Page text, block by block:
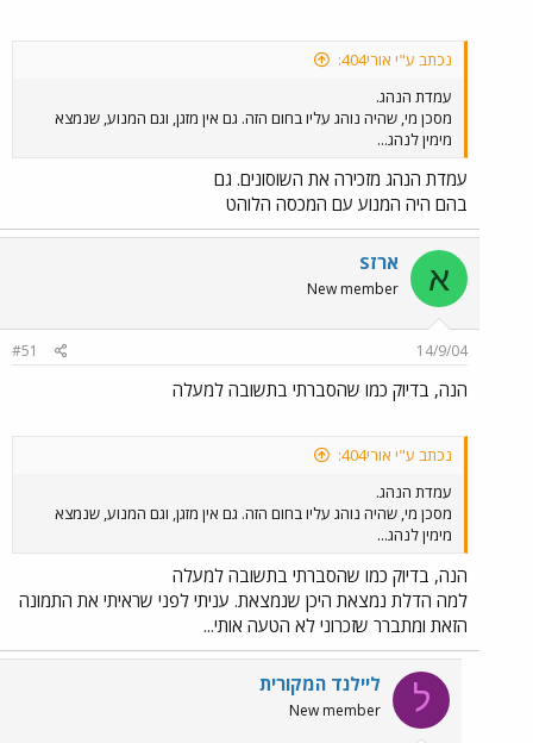
נכתב ע"י אורי404:
עמדת הנהג.
מסכן מי, שהיה נוהג עליו בחום הזה. גם אין מזגן, וגם המנוע, שנמצא
מימין לנהג...
עמדת הנהג מזכירה את השוסונים. גם
בהם היה המנוע עם המכסה הלוהט
א ארזS
New member
14/9/04
#51
הנה, בדיוק כמו שהסברתי בתשובה למעלה
נכתב ע"י אורי404:
עמדת הנהג.
מסכן מי, שהיה נוהג עליו בחום הזה. גם אין מזגן, וגם המנוע, שנמצא
מימין לנהג...
הנה, בדיוק כמו שהסברתי בתשובה למעלה
למה הדלת נמצאת היכן שנמצאת. עניתי לפני שראיתי את התמונה
הזאת ומתברר שזכרוני לא הטעה אותי...
ל ליילנד המקורית
New member